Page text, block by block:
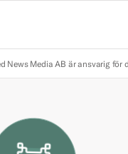
News Media AB är ansvarig för